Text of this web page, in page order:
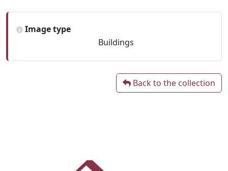
Image type
Buildings
Back to the collection